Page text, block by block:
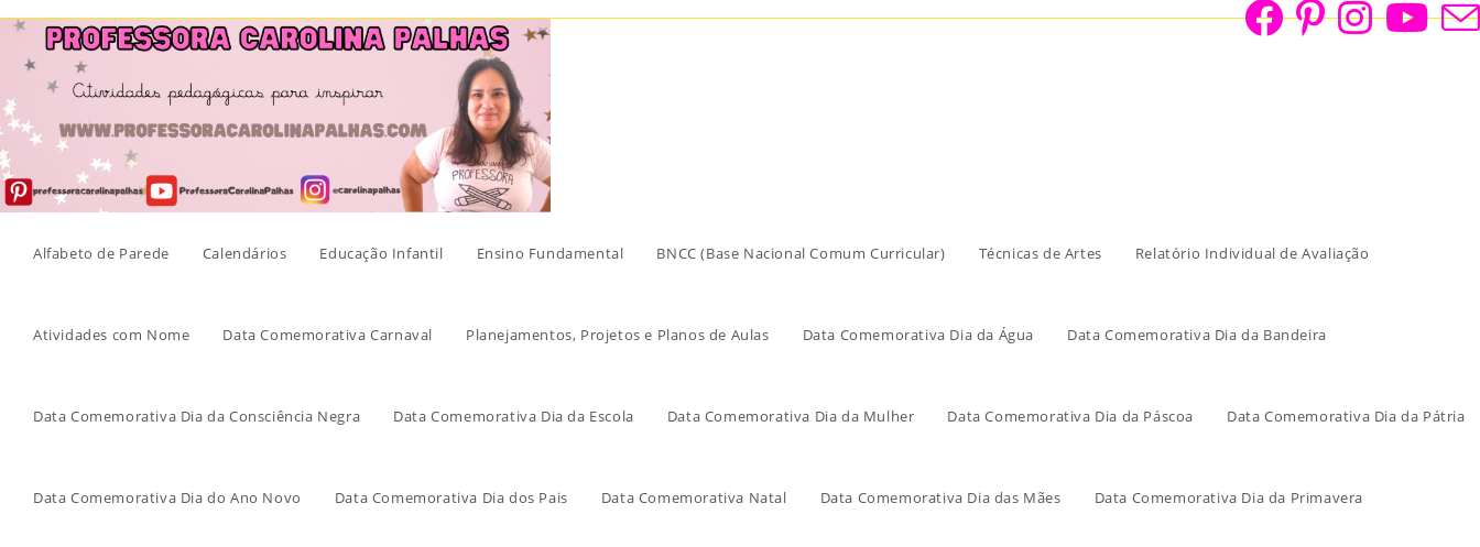
Skip
content
Alfabeto de Parede Calendários Educação Infantil Ensino Fundamental BNCC (Base Nacional Comum Curricular) Técnicas de Artes Relatório Individual de Avaliação
Atividades com Nome Data Comemorativa Carnaval Planejamentos, Projetos e Planos de Aulas Data Comemorativa Dia da Água Data Comemorativa Dia da Bandeira
Data Comemorativa Dia da Consciência Negra Data Comemorativa Dia da Escola Data Comemorativa Dia da Mulher Data Comemorativa Dia da Páscoa Data Comemorativa Dia da Pátria
Data Comemorativa Dia do Ano Novo Data Comemorativa Dia dos Pais Data Comemorativa Natal Data Comemorativa Dia das Mães Data Comemorativa Dia da Primavera